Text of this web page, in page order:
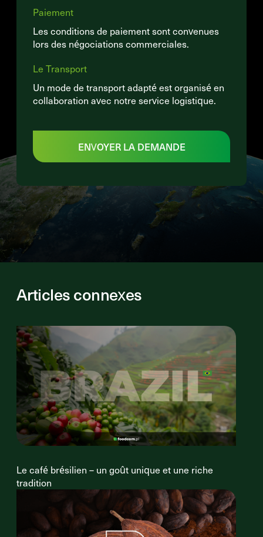
Paiement
Les conditions de paiement sont convenues
lors des négociations commerciales.
Le Transport
Un mode de transport adapté est organisé en
collaboration avec notre service logistique.
ENVOYER LA DEMANDE
Articles connexes
Le café brésilien – un goût unique et une riche
tradition